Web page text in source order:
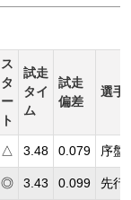
ス
タ
ー
ト
試走
タイ
ム
試走
偏差
選手
△ 3.48 0.079 序盤
◎ 3.43 0.099 先行